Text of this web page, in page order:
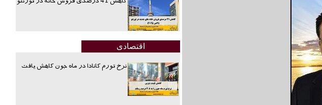
اقتصادی
نرخ تورم کانادا در ماه جون کاهش یافت